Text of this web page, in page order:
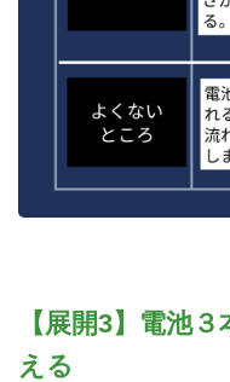
【展開3】電池
える